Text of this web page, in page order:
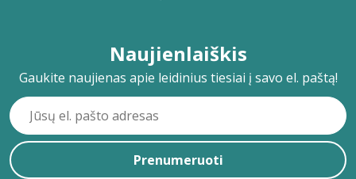
Naujienlaiškis
Gaukite naujienas apie leidinius tiesiai į savo el. paštą!
Prenumeruoti